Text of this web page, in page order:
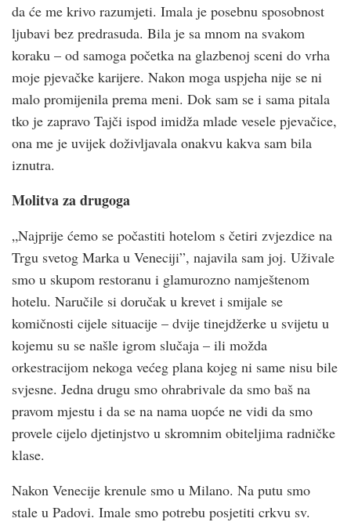
da će me krivo razumjeti. Imala je posebnu sposobnost
ljubavi bez predrasuda. Bila je sa mnom na svakom
koraku – od samoga početka na glazbenoj sceni do vrha
moje pjevačke karijere. Nakon moga uspjeha nije se ni
malo promijenila prema meni. Dok sam se i sama pitala
tko je zapravo Tajči ispod imidža mlade vesele pjevačice,
ona me je uvijek doživljavala onakvu kakva sam bila
iznutra.
Molitva za drugoga
„Najprije ćemo se počastiti hotelom s četiri zvjezdice na
Trgu svetog Marka u Veneciji”, najavila sam joj. Uživale
smo u skupom restoranu i glamurozno namještenom
hotelu. Naručile si doručak u krevet i smijale se
komičnosti cijele situacije – dvije tinejdžerke u svijetu u
kojemu su se našle igrom slučaja – ili možda
orkestracijom nekoga većeg plana kojeg ni same nisu bile
svjesne. Jedna drugu smo ohrabrivale da smo baš na
pravom mjestu i da se na nama uopće ne vidi da smo
provele cijelo djetinjstvo u skromnim obiteljima radničke
klase.
Nakon Venecije krenule smo u Milano. Na putu smo
stale u Padovi. Imale smo potrebu posjetiti crkvu sv.